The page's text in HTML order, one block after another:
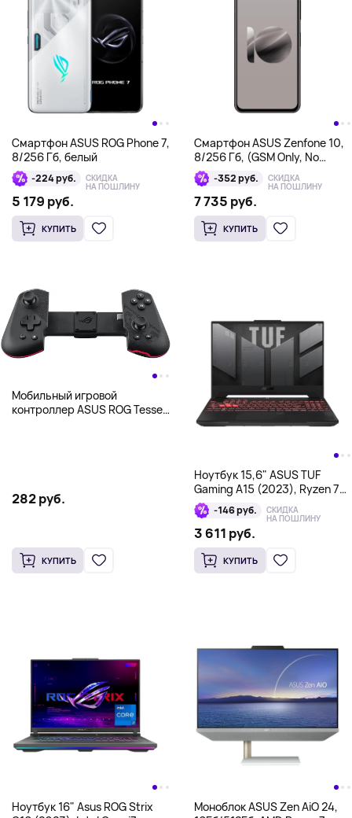
Смартфон ASUS ROG Phone 7,
8/256 Гб, белый
-224 руб. СКИДКА
НА ПОШЛИНУ
5 179 руб.
КУПИТЬ
Смартфон ASUS Zenfone 10,
8/256 Гб, (GSM Only, No
CDMA), черный
-352 руб. СКИДКА
НА ПОШЛИНУ
7 735 руб.
КУПИТЬ
Мобильный игровой
контроллер ASUS ROG Tessen
282 руб.
КУПИТЬ
Ноутбук 15,6" ASUS TUF
Gaming A15 (2023), Ryzen 7
7735HS, 16/512 Гб, NVIDIA
GeForce RTX 4050 6 Гб,
черный
-146 руб. СКИДКА
НА ПОШЛИНУ
3 611 руб.
КУПИТЬ
Ноутбук 16" Asus ROG Strix
Моноблок ASUS Zen AiO 24,